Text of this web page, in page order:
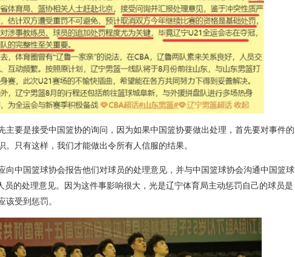
主要是接受中国篮协的询问，因为如果中国篮协要做出处理，首先要对事件的
。只有这样，我们才能做出令所有人信服的结果。
向中国篮球协会报告他们对球员的处理意见，并与中国篮球协会沟通中国篮球
员的处理意见。因为这件事影响很大，光是辽宁体育局主动惩罚自己的球员是
该受到惩罚。